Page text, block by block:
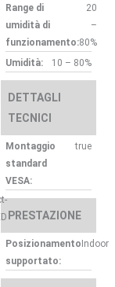
Range di
umidità di
funzionamento:
20
–
80%
Umidità:
10 – 80%
DETTAGLI
TECNICI
Montaggio
standard
VESA:
true
PRESTAZIONE
Posizionamento
supportato:
Indoor